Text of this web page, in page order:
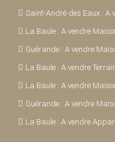
Saint-André des Eaux : A
La Baule : A vendre
Guérande : A vendre
La Baule : A vendre
La Baule : A vendre
Guérande : A vendre
La Baule : A vendre